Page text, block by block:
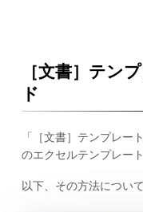
［文書］テン
ド
「［文書］テンプレー
のエクセルテンプレー
以下、その方法につい